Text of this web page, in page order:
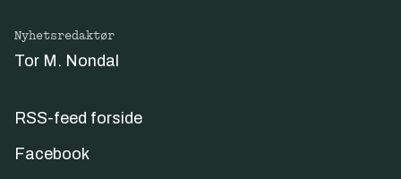
Nyhetsredaktør
Tor M. Nondal
RSS-feed forside
Facebook